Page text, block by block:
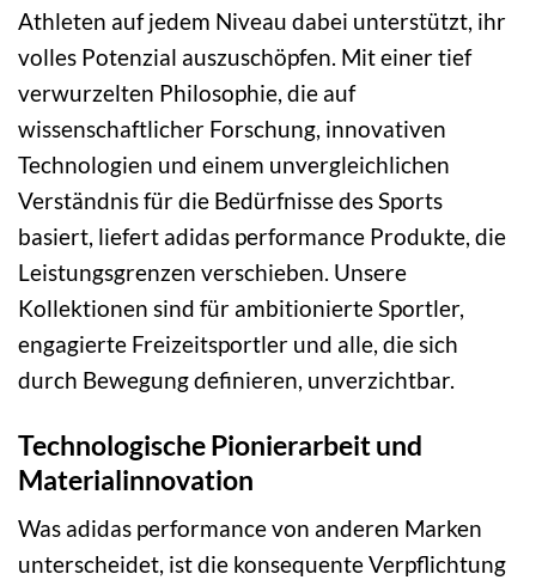
Athleten auf jedem Niveau dabei unterstützt, ihr
volles Potenzial auszuschöpfen. Mit einer tief
verwurzelten Philosophie, die auf
wissenschaftlicher Forschung, innovativen
Technologien und einem unvergleichlichen
Verständnis für die Bedürfnisse des Sports
basiert, liefert adidas performance Produkte, die
Leistungsgrenzen verschieben. Unsere
Kollektionen sind für ambitionierte Sportler,
engagierte Freizeitsportler und alle, die sich
durch Bewegung definieren, unverzichtbar.
Technologische Pionierarbeit und
Materialinnovation
Was adidas performance von anderen Marken
unterscheidet, ist die konsequente Verpflichtung